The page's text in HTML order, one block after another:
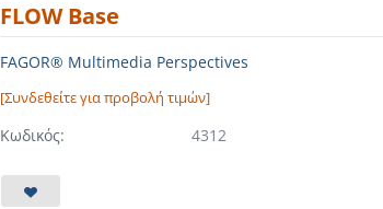
FLOW Base
FAGOR® Multimedia Perspectives
[Συνδεθείτε για προβολή τιμών]
Κωδικός: 4312